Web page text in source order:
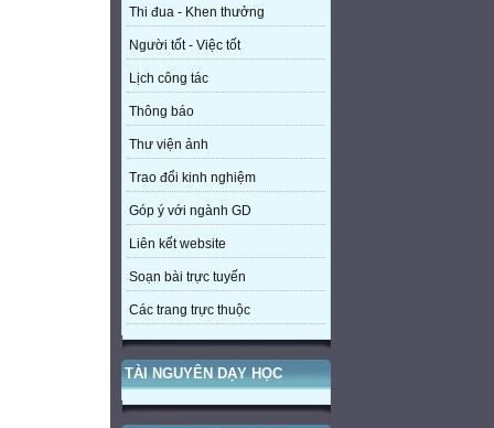
Thi đua - Khen thưởng
Người tốt - Việc tốt
Lịch công tác
Thông báo
Thư viện ảnh
Trao đổi kinh nghiệm
Góp ý với ngành GD
Liên kết website
Soạn bài trực tuyến
Các trang trực thuộc
TÀI NGUYÊN DẠY HỌC